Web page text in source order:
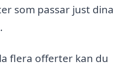
som passar just dina
flera offerter kan du